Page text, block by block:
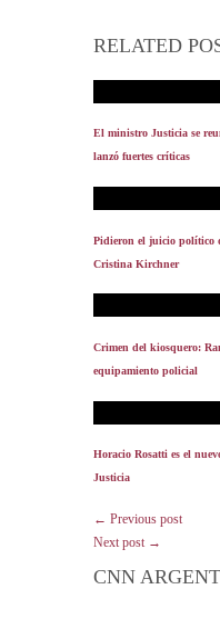
RELATED
El ministro Justicia se
lanzó fuertes críticas
Pidieron el juicio político
Cristina Kirchner
Crimen del kiosquero:
equipamiento policial
Horacio Rosatti es el
Justicia
← Previous post
Next post →
CNN